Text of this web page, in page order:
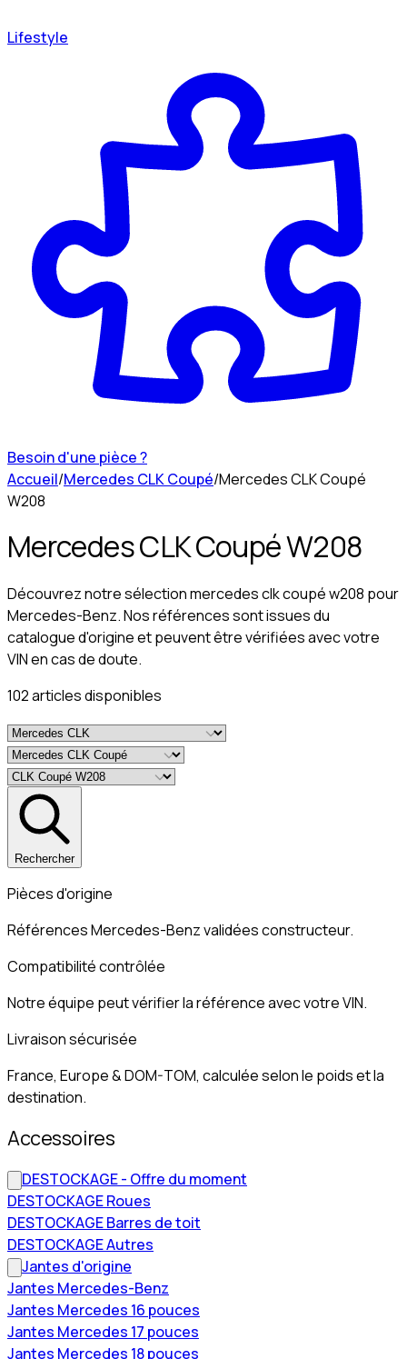
Lifestyle
Besoin d'une pièce ?
Accueil/Mercedes CLK Coupé/Mercedes CLK Coupé
W208
Mercedes CLK Coupé W208
Découvrez notre sélection mercedes clk coupé w208 pour
Mercedes-Benz. Nos références sont issues du
catalogue d'origine et peuvent être vérifiées avec votre
VIN en cas de doute.
102articlesdisponibles
Rechercher
Pièces d'origine
Références Mercedes-Benz validées constructeur.
Compatibilité contrôlée
Notre équipe peut vérifier la référence avec votre VIN.
Livraison sécurisée
France, Europe & DOM-TOM, calculée selon le poids et la
destination.
Accessoires
DESTOCKAGE - Offre du moment
DESTOCKAGE Roues
DESTOCKAGE Barres de toit
DESTOCKAGE Autres
Jantes d'origine
Jantes Mercedes-Benz
Jantes Mercedes 16 pouces
Jantes Mercedes 17 pouces
Jantes Mercedes 18 pouces